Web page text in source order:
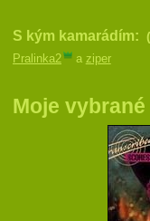
S kým kamarádím:
Pralinka2
a ziper
Moje